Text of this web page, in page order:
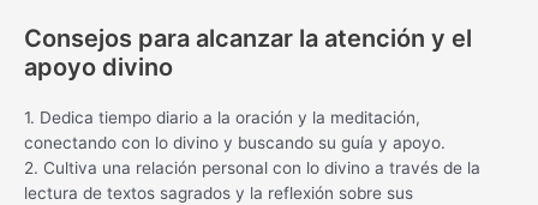
Consejos para alcanzar la atención y el
apoyo divino
1. Dedica tiempo diario a la oración y la meditación,
conectando con lo divino y buscando su guía y apoyo.
2. Cultiva una relación personal con lo divino a través de la
lectura de textos sagrados y la reflexión sobre sus